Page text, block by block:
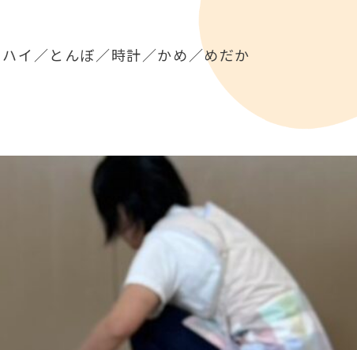
イ／とんぼ／時計／かめ／めだか